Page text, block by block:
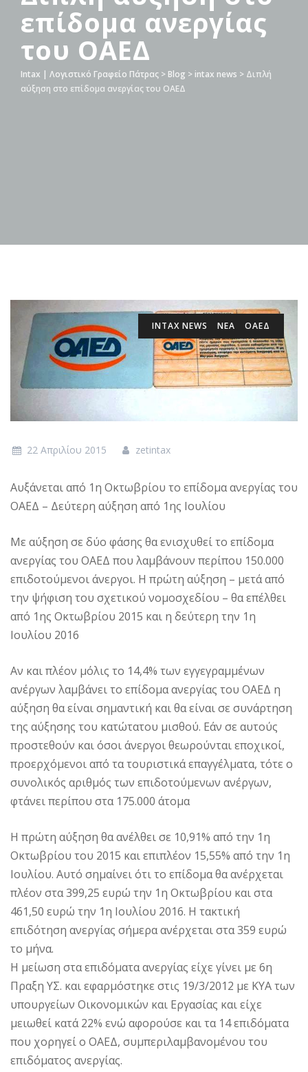
επίδομα ανεργίας
του ΟΑΕΔ
Intax | Λογιστικό Γραφείο Πάτρας > Blog > intax news > Διπλή
αύξηση στο επίδομα ανεργίας του ΟΑΕΔ
INTAX NEWS ΝΕΑ ΟΑΕΔ
22 Απριλίου 2015 zetintax
Αυξάνεται από 1η Οκτωβρίου το επίδομα ανεργίας του
ΟΑΕΔ – Δεύτερη αύξηση από 1ης Ιουλίου
Με αύξηση σε δύο φάσης θα ενισχυθεί το επίδομα
ανεργίας του ΟΑΕΔ που λαμβάνουν περίπου 150.000
επιδοτούμενοι άνεργοι. Η πρώτη αύξηση – μετά από
την ψήφιση του σχετικού νομοσχεδίου – θα επέλθει
από 1ης Οκτωβρίου 2015 και η δεύτερη την 1η
Ιουλίου 2016
Αν και πλέον μόλις το 14,4% των εγγεγραμμένων
ανέργων λαμβάνει το επίδομα ανεργίας του ΟΑΕΔ η
αύξηση θα είναι σημαντική και θα είναι σε συνάρτηση
της αύξησης του κατώτατου μισθού. Εάν σε αυτούς
προστεθούν και όσοι άνεργοι θεωρούνται εποχικοί,
προερχόμενοι από τα τουριστικά επαγγέλματα, τότε ο
συνολικός αριθμός των επιδοτούμενων ανέργων,
φτάνει περίπου στα 175.000 άτομα
Η πρώτη αύξηση θα ανέλθει σε 10,91% από την 1η
Οκτωβρίου του 2015 και επιπλέον 15,55% από την 1η
Ιουλίου. Αυτό σημαίνει ότι το επίδομα θα ανέρχεται
πλέον στα 399,25 ευρώ την 1η Οκτωβρίου και στα
461,50 ευρώ την 1η Ιουλίου 2016. Η τακτική
επιδότηση ανεργίας σήμερα ανέρχεται στα 359 ευρώ
το μήνα.
Η μείωση στα επιδόματα ανεργίας είχε γίνει με 6η
Πραξη ΥΣ. και εφαρμόστηκε στις 19/3/2012 με ΚΥΑ των
υπουργείων Οικονομικών και Εργασίας και είχε
μειωθεί κατά 22% ενώ αφορούσε και τα 14 επιδόματα
που χορηγεί ο ΟΑΕΔ, συμπεριλαμβανομένου του
επιδόματος ανεργίας.